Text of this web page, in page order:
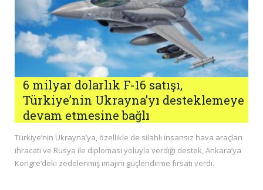
6 milyar dolarlık F-16 satışı,
Türkiye’nin Ukrayna’yı desteklemeye
devam etmesine bağlı
Türkiye’nin Ukrayna’ya, özellikle de silahlı insansız hava araçları
ihracatı ve Rusya ile diplomasi yoluyla verdiği destek, Ankara’ya
Kongre’deki zedelenmiş imajını güçlendirme fırsatı verdi.